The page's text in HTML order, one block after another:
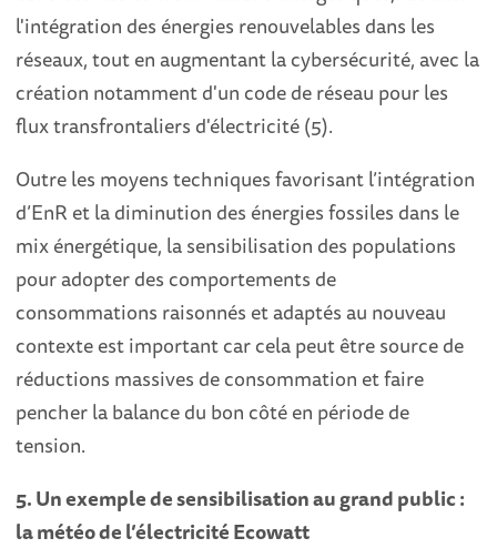
l'intégration des énergies renouvelables dans les
réseaux, tout en augmentant la cybersécurité, avec la
création notamment d'un code de réseau pour les
flux transfrontaliers d'électricité (5).
Outre les moyens techniques favorisant l’intégration
d’EnR et la diminution des énergies fossiles dans le
mix énergétique, la sensibilisation des populations
pour adopter des comportements de
consommations raisonnés et adaptés au nouveau
contexte est important car cela peut être source de
réductions massives de consommation et faire
pencher la balance du bon côté en période de
tension.
5. Un exemple de sensibilisation au grand public :
la météo de l’électricité Ecowatt